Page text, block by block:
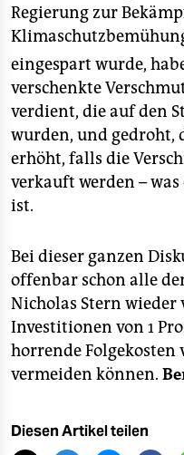
genossenschaft
Regierung zur
eingespart wurde,
verschenkte
verdient, die auf den
wurden, und gedroht,
erhöht, falls die
verkauft werden –
ist.
Bei dieser ganzen
offenbar schon alle
Nicholas Stern wieder
Investitionen von 1
horrende Folgekosten
vermeiden können.
Diesen Artikel teilen